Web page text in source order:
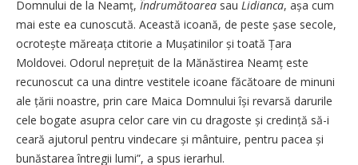
Domnului de la Neamț, Îndrumătoarea sau Lidianca, așa cum
mai este ea cunoscută. Această icoană, de peste șase secole,
ocrotește măreața ctitorie a Mușatinilor și toată Țara
Moldovei. Odorul neprețuit de la Mănăstirea Neamț este
recunoscut ca una dintre vestitele icoane făcătoare de minuni
ale țării noastre, prin care Maica Domnului își revarsă darurile
cele bogate asupra celor care vin cu dragoste și credință să-i
ceară ajutorul pentru vindecare și mântuire, pentru pacea și
bunăstarea întregii lumi”, a spus ierarhul.